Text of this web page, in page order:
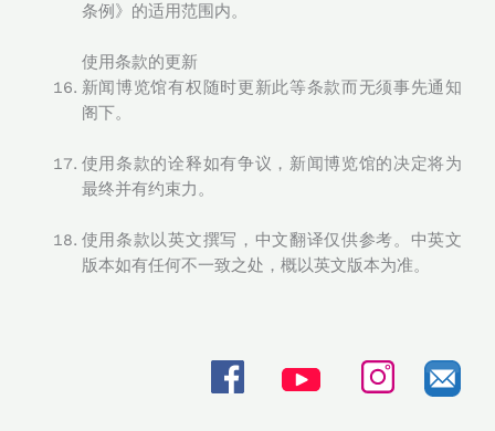
条例》的适用范围内。
使用条款的更新
新闻博览馆有权随时更新此等条款而无须事先通知
阁下。
使用条款的诠释如有争议，新闻博览馆的决定将为
最终并有约束力。
使用条款以英文撰写，中文翻译仅供参考。中英文
版本如有任何不一致之处，概以英文版本为准。